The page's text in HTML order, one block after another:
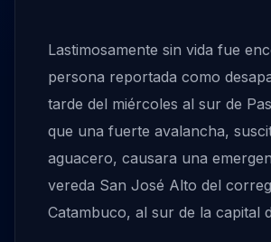
Lastimosamente sin vida fue
persona reportada como
tarde del miércoles al sur de
que una fuerte avalancha,
aguacero, causara una
vereda San José Alto del
Catambuco, al sur de la capital